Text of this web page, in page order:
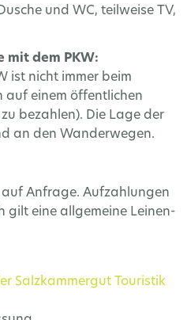
und WC, teilweise TV,
mit dem PKW:
ist nicht immer beim
auf einem öffentlichen
bezahlen). Die Lage der
an den Wanderwegen.
Anfrage. Aufzahlungen
gilt eine allgemeine Leinen-
Salzkammergut Touristik